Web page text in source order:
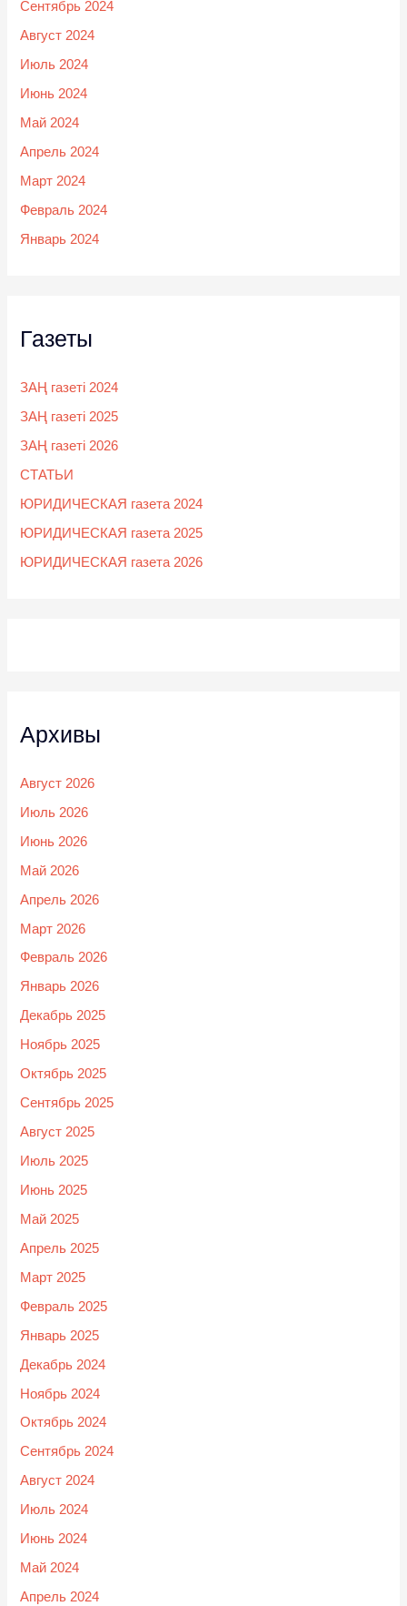
Сентябрь 2024
Август 2024
Июль 2024
Июнь 2024
Май 2024
Апрель 2024
Март 2024
Февраль 2024
Январь 2024
Газеты
ЗАҢ газеті 2024
ЗАҢ газеті 2025
ЗАҢ газеті 2026
СТАТЬИ
ЮРИДИЧЕСКАЯ газета 2024
ЮРИДИЧЕСКАЯ газета 2025
ЮРИДИЧЕСКАЯ газета 2026
Архивы
Август 2026
Июль 2026
Июнь 2026
Май 2026
Апрель 2026
Март 2026
Февраль 2026
Январь 2026
Декабрь 2025
Ноябрь 2025
Октябрь 2025
Сентябрь 2025
Август 2025
Июль 2025
Июнь 2025
Май 2025
Апрель 2025
Март 2025
Февраль 2025
Январь 2025
Декабрь 2024
Ноябрь 2024
Октябрь 2024
Сентябрь 2024
Август 2024
Июль 2024
Июнь 2024
Май 2024
Апрель 2024